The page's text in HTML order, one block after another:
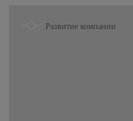
Развитие компании